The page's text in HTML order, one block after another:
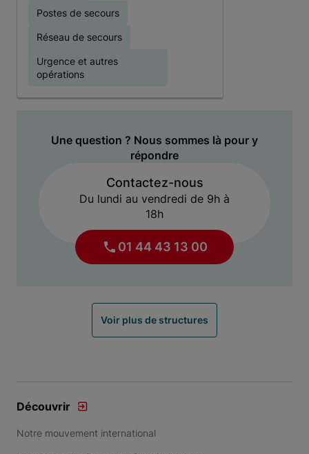
Postes de secours
Réseau de secours
Urgence et autres
opérations
Une question ? Nous sommes là pour y
répondre
Contactez-nous
Du lundi au vendredi de 9h à
18h
01 44 43 13 00
Voir plus de structures
Découvrir
Notre mouvement international